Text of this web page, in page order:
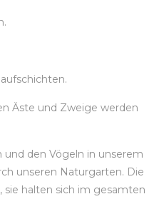
Äste und Zweige werden
den Vögeln in unserem
unseren Naturgarten. Die
sie halten sich im gesamten